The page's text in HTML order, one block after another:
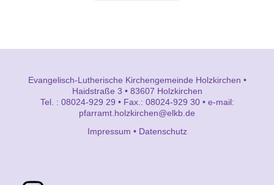
Evangelisch-Lutherische Kirchengemeinde Holzkirchen •
Haidstraße 3 • 83607 Holzkirchen
Tel. : 08024-929 29 • Fax.: 08024-929 30 • e-mail:
pfarramt.holzkirchen@elkb.de
Impressum • Datenschutz